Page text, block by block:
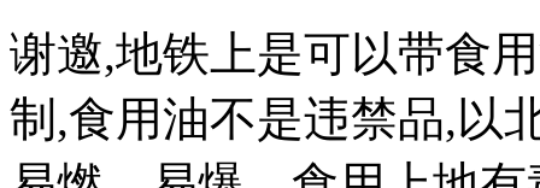
谢邀,地铁上是可以带食
制,食用油不是违禁品,以